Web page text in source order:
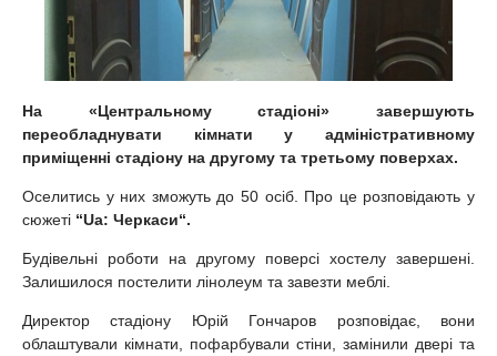
На «Центральному стадіоні» завершують
переобладнувати кімнати у адміністративному
приміщенні стадіону на другому та третьому поверхах.
Оселитись у них зможуть до 50 осіб. Про це розповідають у
сюжеті “Ua: Черкаси“.
Будівельні роботи на другому поверсі хостелу завершені.
Залишилося постелити лінолеум та завезти меблі.
Директор стадіону Юрій Гончаров розповідає, вони
облаштували кімнати, пофарбували стіни, замінили двері та